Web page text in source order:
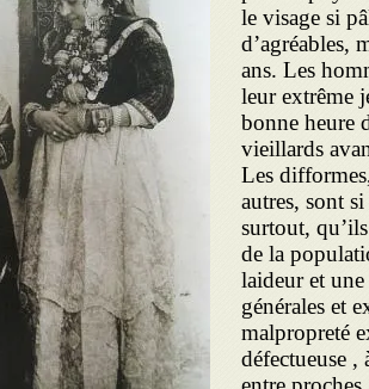
le visage si
d’agréables,
ans. Les
leur extrême
bonne heure
vieillards
Les
autres, sont
surtout,
de la
laideur et
générales et
malpropreté
défectueuse ,